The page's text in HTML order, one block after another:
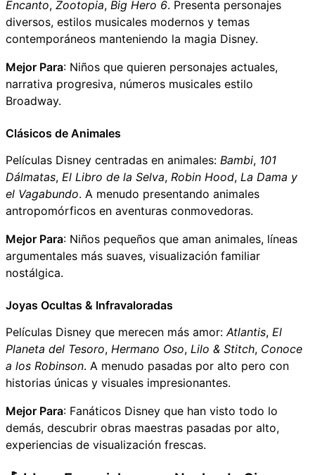
Encanto, Zootopia, Big Hero 6. Presenta personajes
diversos, estilos musicales modernos y temas
contemporáneos manteniendo la magia Disney.
Mejor Para: Niños que quieren personajes actuales,
narrativa progresiva, números musicales estilo
Broadway.
Clásicos de Animales
Películas Disney centradas en animales: Bambi, 101
Dálmatas, El Libro de la Selva, Robin Hood, La Dama y
el Vagabundo. A menudo presentando animales
antropomórficos en aventuras conmovedoras.
Mejor Para: Niños pequeños que aman animales, líneas
argumentales más suaves, visualización familiar
nostálgica.
Joyas Ocultas & Infravaloradas
Películas Disney que merecen más amor: Atlantis, El
Planeta del Tesoro, Hermano Oso, Lilo & Stitch, Conoce
a los Robinson. A menudo pasadas por alto pero con
historias únicas y visuales impresionantes.
Mejor Para: Fanáticos Disney que han visto todo lo
demás, descubrir obras maestras pasadas por alto,
experiencias de visualización frescas.